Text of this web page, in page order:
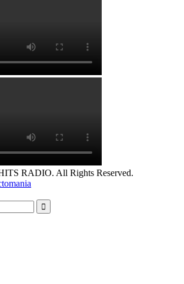
RADIO. All Rights Reserved.